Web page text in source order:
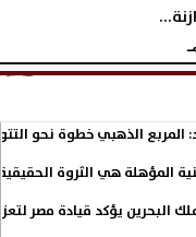
المربع الذهبي خطوة نحو
يؤكد قيادة مصر